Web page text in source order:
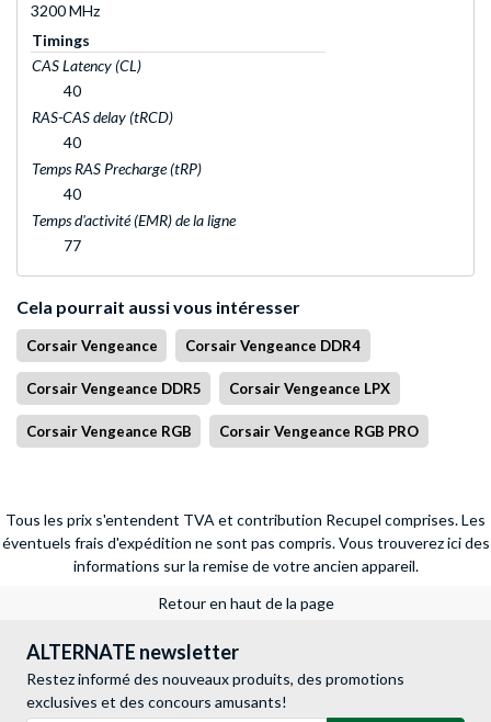
3200 MHz
Timings
CAS Latency (CL)
40
RAS-CAS delay (tRCD)
40
Temps RAS Precharge (tRP)
40
Temps d'activité (EMR) de la ligne
77
Cela pourrait aussi vous intéresser
Corsair Vengeance Corsair Vengeance DDR4
Corsair Vengeance DDR5 Corsair Vengeance LPX
Corsair Vengeance RGB Corsair Vengeance RGB PRO
Tous les prix s'entendent TVA et contribution Recupel comprises. Les
éventuels frais d'expédition ne sont pas compris. Vous trouverez ici des
informations sur la remise de votre ancien appareil.
Retour en haut de la page
ALTERNATE newsletter
Restez informé des nouveaux produits, des promotions
exclusives et des concours amusants!